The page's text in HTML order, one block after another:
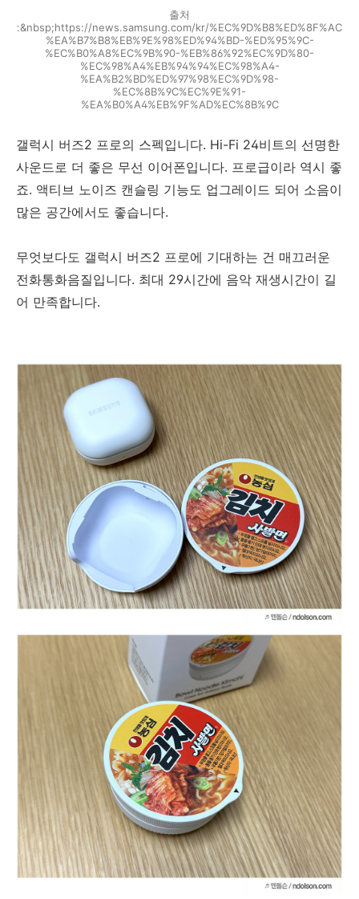
출처
:&nbsp;https://news.samsung.com/kr/%EC%9D%B8%ED%8F%AC
%EA%B7%B8%EB%9E%98%ED%94%BD-%ED%95%9C-
%EC%B0%A8%EC%9B%90-%EB%86%92%EC%9D%80-
%EC%98%A4%EB%94%94%EC%98%A4-
%EA%B2%BD%ED%97%98%EC%9D%98-
%EC%8B%9C%EC%9E%91-
%EA%B0%A4%EB%9F%AD%EC%8B%9C
갤럭시 버즈2 프로의 스펙입니다. Hi-Fi 24비트의 선명한
사운드로 더 좋은 무선 이어폰입니다. 프로급이라 역시 좋
죠. 액티브 노이즈 캔슬링 기능도 업그레이드 되어 소음이
많은 공간에서도 좋습니다.
무엇보다도 갤럭시 버즈2 프로에 기대하는 건 매끄러운
전화통화음질입니다. 최대 29시간에 음악 재생시간이 길
어 만족합니다.